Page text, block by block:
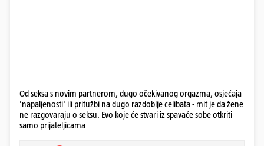
Od seksa s novim partnerom, dugo očekivanog orgazma, osjećaja
'napaljenosti' ili pritužbi na dugo razdoblje celibata - mit je da žene
ne razgovaraju o seksu. Evo koje će stvari iz spavaće sobe otkriti
samo prijateljicama